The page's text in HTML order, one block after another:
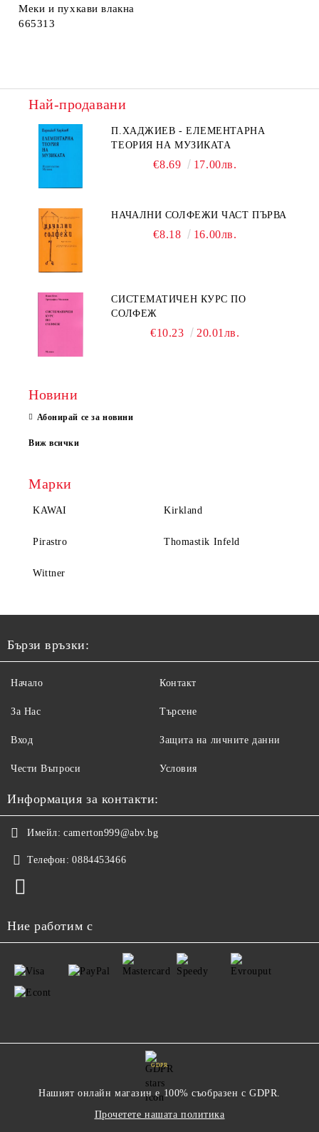
Меки и пухкави влакна
665313
Най-продавани
П.ХАДЖИЕВ - ЕЛЕМЕНТАРНА
ТЕОРИЯ НА МУЗИКАТА
€8.69 17.00лв.
НАЧАЛНИ СОЛФЕЖИ ЧАСТ ПЪРВА
€8.18 16.00лв.
СИСТЕМАТИЧЕН КУРС ПО
СОЛФЕЖ
€10.23 20.01лв.
Новини
Абонирай се за новини
Виж всички
Марки
KAWAI Kirkland
Pirastro Thomastik Infeld
Wittner
Бързи връзки:
Начало
За Нас
Вход
Чести Въпроси
Контакт
Търсене
Защита на личните данни
Условия
Информация за контакти:
Имейл: camerton999@abv.bg
Телефон: 0884453466
Ние работим с
GDPR
Нашият онлайн магазин е 100% съобразен с GDPR.
Прочетете нашата политика